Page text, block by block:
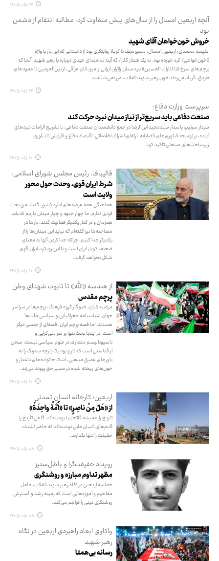
۱۴۰۵.۰۵.۱۴
آنچه اربعین امسال را از سال‌های پیش متفاوت ‌کرد، مطالبه انتقام از دشمن
بود
خروش خون‌خواهان آقای شهید
نفیسه محمدی: اربعین امسال، مسیر نجف تا کربلا روایتگری بود از داستانی که این بار با واژه
«خون‌خواهی» گره خورده بود. نه یک شعار گذرا، که آینه تمام‌نمای عهدی دوباره با رهبر شهید؛ آنجا که
پرچم‌های سرخ «یا لثارات الحسین» در دستان زائران ایرانی و میزبانان عراقی، از بین‌الحرمین تا عمودهای
طریق، فریاد می‌زدند خون رهبر شهید انقلاب، مرز نمی‌شناسد.
۱۴۰۵.۰۵.۱۴
سرپرست وزارت دفاع:
صنعت دفاعی باید سریع‌تر از نیاز میدان نبرد حرکت کند
سردار سرتیپ پاسدار سیدمجید ابن‌الرضا در جمع دانشمندان صنعت دفاعی، با تشریح الزامات نبردهای
آینده، بر توسعه فناوری‌های فضاپایه، ارتقای اشراف اطلاعاتی، اقتصاد دفاع و افزایش تاب‌آوری
زیرساخت‌های صنعتی تاکید کرد.
۱۴۰۵.۰۵.۱۰
قالیباف، رئیس مجلس شورای اسلامی:
شرط ایران قوی، وحدت حول محور
ولایت است
هماهنگی همه عرصه‌های اداره کشور، گفت: من بحث
فردی ندارم. ما چهار جبهه و چهار میدان داریم که باید
همزمان و در کنار یکدیگر فعالیت کنند. بارها در
مصاحبه‌ها نیز گفته‌ام که نباید این میدان‌ها را از
یکدیگر جدا کنیم، چراکه جدا کردن آنها به معنای
ضعیف کردن ایران است و با این رویکرد، ایران قوی
شکل نخواهد گرفت.
۱۴۰۵.۰۵.۱۰
از هندسه «الله» تا تابوت شهدای وطن
پرچم مقدس
مرضیه کیان، خبرنگار گروه فرهنگ: پرچم‌ها در سراسر
جهان شناسنامه جغرافیایی و سیاسی ملت‌ها
هستند، اما قصه پرچم ایران، قصه‌ای از جنسی دیگر
است. در اینجا بحث تنها بر سر ملی‌گرایی و
ناسیونالیسم متعارف در علوم سیاسی نیست؛ سخن
از قداستی است که تار و پود یک پارچه سه‌رنگ را به
باورهای عمیق مذهبی، اشک خانواده‌های داغدار و
خون‌های ریخته شده در مسیر حق پیوند می‌زند.
۱۴۰۵.۰۵.۱۰
اربعین؛ کارخانه انسان تمدنی
از «هَلْ مِنْ ناصِرٍ» تا «اُمَّةً واحِدَةً»
تاریخ را همیشه فاتحان ننوشته‌اند؛ گاهی تاریخ را
قدم‌های انسان‌هایی نوشته‌اند که حاضر نشدند
حقیقت را تنها بگذارند.
۱۴۰۵.۰۵.۰۸
رویداد حقیقت‌گرا و باطل‌ستیز
مظهر تداوم مبارزه و روشنگری
حماسه اربعین در نگاه رهبر شهید انقلاب، حامل
مفاهیم و آموزه‌هایی است که زمینه رشد و گسترش
روشنگری دینی را فراهم می‌کند.
۱۴۰۵.۰۵.۰۸
واکاوی ابعاد راهبردی اربعین در نگاه
رهبر شهید
رسانه بی‌همتا